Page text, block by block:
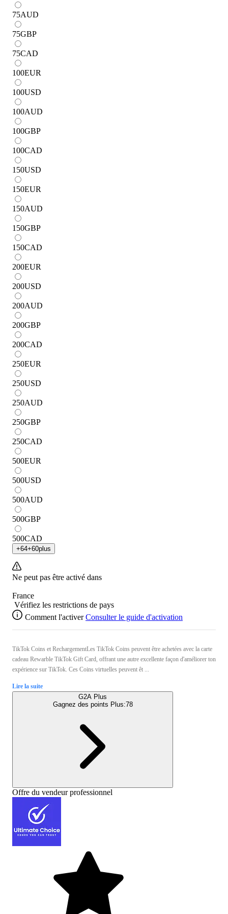
75AUD
75GBP
75CAD
100EUR
100USD
100AUD
100GBP
100CAD
150USD
150EUR
150AUD
150GBP
150CAD
200EUR
200USD
200AUD
200GBP
200CAD
250EUR
250USD
250AUD
250GBP
250CAD
500EUR
500USD
500AUD
500GBP
500CAD
+64+60plus
Ne peut pas être activé dans
France
Vérifiez les restrictions de pays
Comment l'activer Consulter le guide d'activation
TikTok Coins et RechargementLes TikTok Coins peuvent être achetées avec la carte
cadeau Rewarble TikTok Gift Card, offrant une autre excellente façon d'améliorer ton
expérience sur TikTok. Ces Coins virtuelles peuvent êt ...
Lire la suite
G2A Plus
Gagnez des points Plus:78
Offre du vendeur professionnel